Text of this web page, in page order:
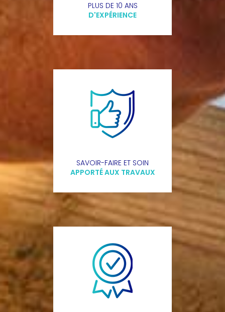
PLUS DE 10 ANS
D'EXPÉRIENCE
SAVOIR-FAIRE ET SOIN
APPORTÉ AUX TRAVAUX